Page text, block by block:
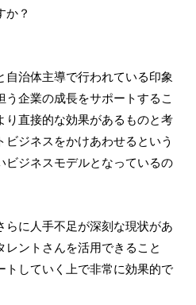
か？
治体主導で行われている印象
企業の成長をサポートするこ
り直接的な効果があるものと考
ビジネスをかけあわせるという
ビジネスモデルとなっているの
らに人手不足が深刻な現状があ
レントさんを活用できること
トしていく上で非常に効果的で